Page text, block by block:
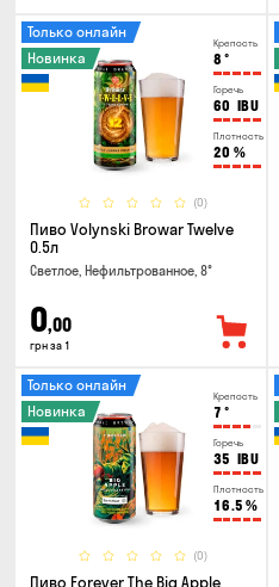
Крепость
8 °
Горечь
60 IBU
Плотность
20 %
(0)
Только онлайн
Новинка
Пиво Volynski Browar Twelve
0.5л
Светлое, Нефильтрованное, 8°
0,00
грн за 1
Крепость
7 °
Горечь
35 IBU
Плотность
16.5 %
(0)
Только онлайн
Новинка
Пиво Forever The Big Apple